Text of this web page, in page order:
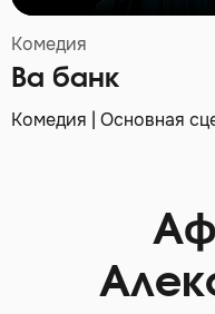
Комедия
Ва банк
Комедия | Основная